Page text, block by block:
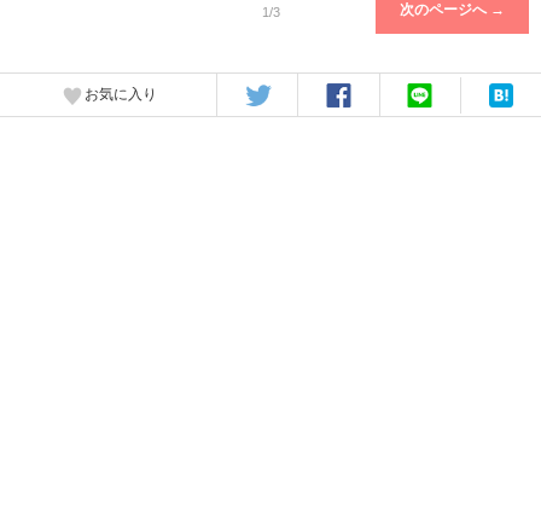
1/3 次のページへ →
お気に入り